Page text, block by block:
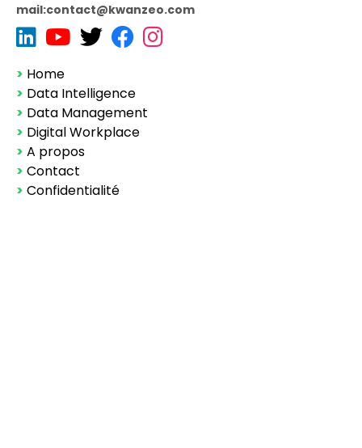
mail:contact@kwanzeo.com
> Home
> Data Intelligence
> Data Management
> Digital Workplace
> A propos
> Contact
> Confidentialité